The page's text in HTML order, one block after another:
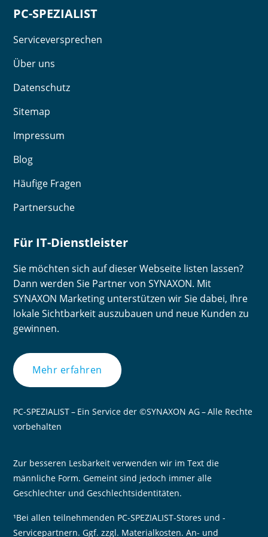
PC-SPEZIALIST
Serviceversprechen
Über uns
Datenschutz
Sitemap
Impressum
Blog
Häufige Fragen
Partnersuche
Für IT-Dienstleister
Sie möchten sich auf dieser Webseite listen lassen?
Dann werden Sie Partner von SYNAXON. Mit
SYNAXON Marketing unterstützen wir Sie dabei, Ihre
lokale Sichtbarkeit auszubauen und neue Kunden zu
gewinnen.
Mehr erfahren
PC-SPEZIALIST – Ein Service der ©SYNAXON AG – Alle Rechte
vorbehalten
Zur besseren Lesbarkeit verwenden wir im Text die
männliche Form. Gemeint sind jedoch immer alle
Geschlechter und Geschlechtsidentitäten.
¹Bei allen teilnehmenden PC-SPEZIALIST-Stores und -
Servicepartnern. Ggf. zzgl. Materialkosten. An- und